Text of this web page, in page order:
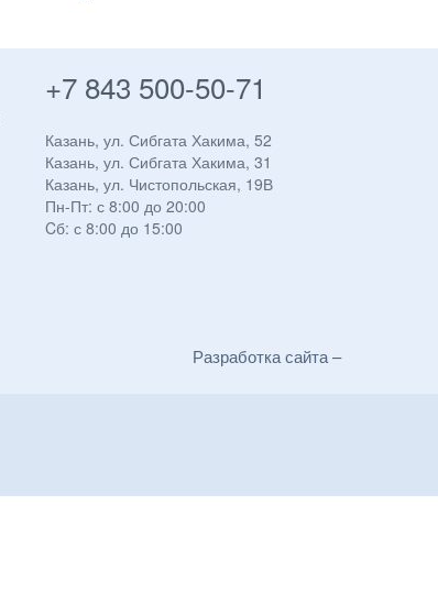
+7 843 500-50-71
Казань, ул. Сибгата Хакима, 52
Казань, ул. Сибгата Хакима, 31
Казань, ул. Чистопольская, 19В
Пн-Пт: с 8:00 до 20:00
Cб: с 8:00 до 15:00
Разработка сайта –